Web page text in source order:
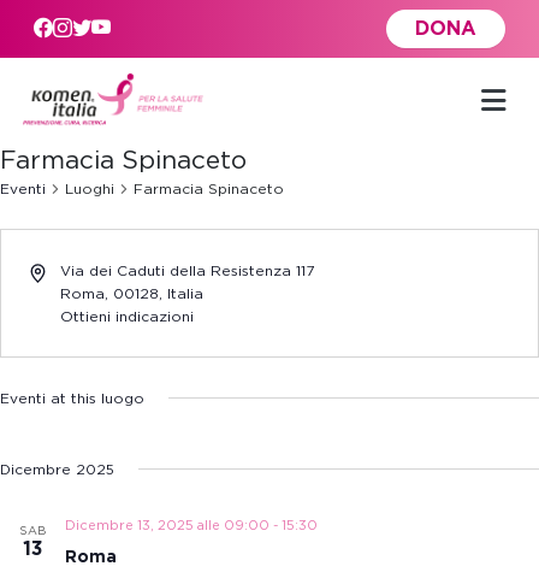
Skip to main content
DONA
Farmacia Spinaceto
Eventi Luoghi Farmacia Spinaceto
Via dei Caduti della Resistenza 117
Roma, 00128, Italia
Ottieni indicazioni
Eventi at this luogo
Dicembre 2025
SAB
13
Dicembre 13, 2025 alle 09:00 - 15:30
Roma